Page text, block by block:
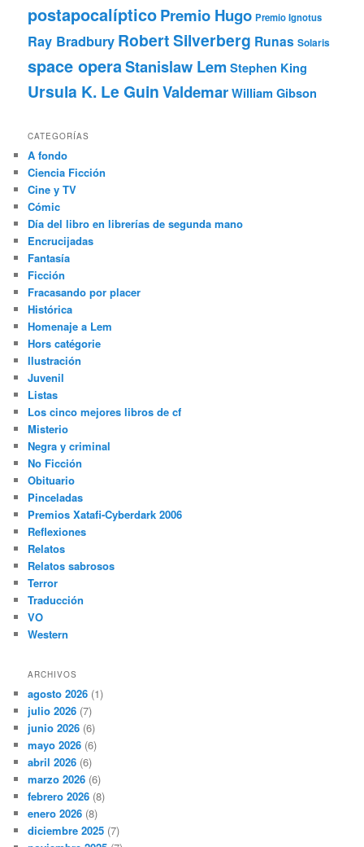
postapocalípticoPremio Hugo Premio Ignotus
Ray Bradbury Robert Silverberg Runas Solaris
space operaStanislaw Lem Stephen King
Ursula K. Le GuinValdemarWilliam Gibson
CATEGORÍAS
A fondo
Ciencia Ficción
Cine y TV
Cómic
Día del libro en librerías de segunda mano
Encrucijadas
Fantasía
Ficción
Fracasando por placer
Histórica
Homenaje a Lem
Hors catégorie
Ilustración
Juvenil
Listas
Los cinco mejores libros de cf
Misterio
Negra y criminal
No Ficción
Obituario
Pinceladas
Premios Xatafi-Cyberdark 2006
Reflexiones
Relatos
Relatos sabrosos
Terror
Traducción
VO
Western
ARCHIVOS
agosto 2026 (1)
julio 2026 (7)
junio 2026 (6)
mayo 2026 (6)
abril 2026 (6)
marzo 2026 (6)
febrero 2026 (8)
enero 2026 (8)
diciembre 2025 (7)